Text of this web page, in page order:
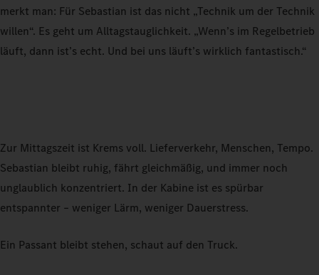
merkt man: Für Sebastian ist das nicht „Technik um der Technik
willen“. Es geht um Alltagstauglichkeit. „Wenn’s im Regelbetrieb
läuft, dann ist’s echt. Und bei uns läuft’s wirklich fantastisch.“
Zur Mittagszeit ist Krems voll. Lieferverkehr, Menschen, Tempo.
Sebastian bleibt ruhig, fährt gleichmäßig, und immer noch
unglaublich konzentriert. In der Kabine ist es spürbar
entspannter – weniger Lärm, weniger Dauerstress.
Ein Passant bleibt stehen, schaut auf den Truck.